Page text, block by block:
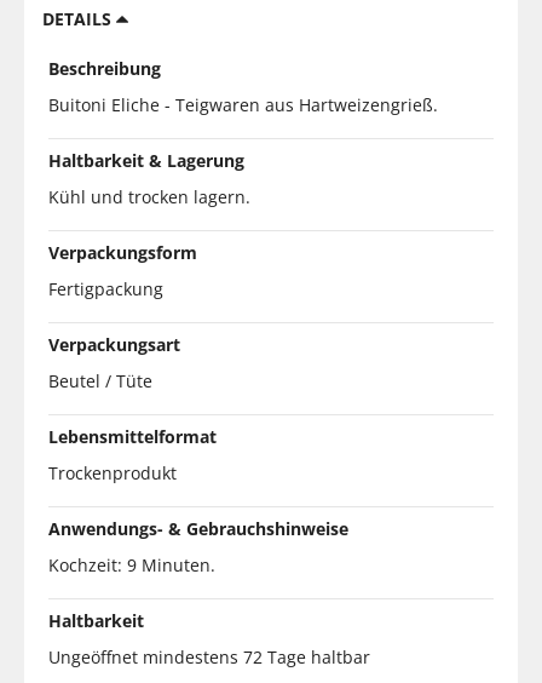
DETAILS
Beschreibung
Buitoni Eliche - Teigwaren aus Hartweizengrieß.
Haltbarkeit & Lagerung
Kühl und trocken lagern.
Verpackungsform
Fertigpackung
Verpackungsart
Beutel / Tüte
Lebensmittelformat
Trockenprodukt
Anwendungs- & Gebrauchshinweise
Kochzeit: 9 Minuten.
Haltbarkeit
Ungeöffnet mindestens 72 Tage haltbar